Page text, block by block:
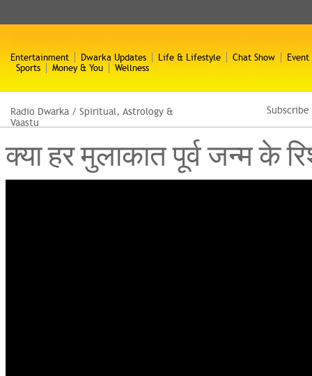
Entertainment Dwarka Updates Life & Lifestyle Chat Show
Event
Sports
Money & You Wellness
Radio Dwarka / Spiritual, Astrology &
Vaastu
क्या हर मुलाकात पूर्व जन्म